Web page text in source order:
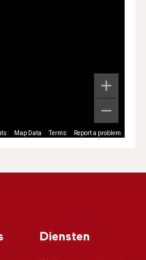
Map Data Terms Report a problem
Diensten